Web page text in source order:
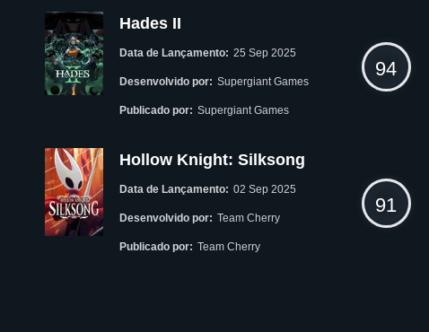
Hades II
Data de Lançamento: 25 Sep 2025
Desenvolvido por: Supergiant Games
Publicado por: Supergiant Games
94
Hollow Knight: Silksong
Data de Lançamento: 02 Sep 2025
Desenvolvido por: Team Cherry
Publicado por: Team Cherry
91